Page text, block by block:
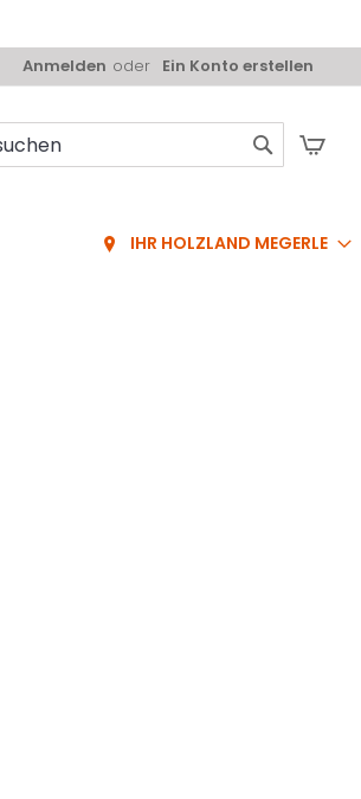
Anmelden Ein Konto erstellen
IHR HOLZLAND MEGERLE